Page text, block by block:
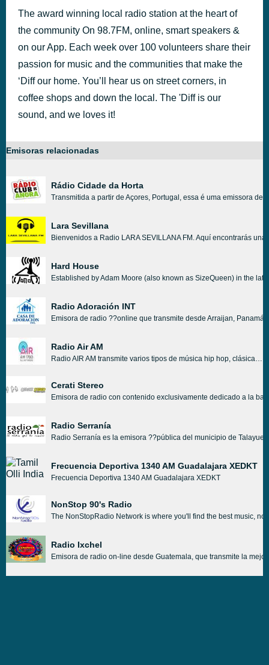
The award winning local radio station at the heart of
the community On 98.7FM, online, smart speakers &
on our App. Each week over 100 volunteers share their
passion for music and the communities that make the
‘Diff our home. You’ll hear us on street corners, in
coffee shops and down the local. The 'Diff is our
sound, and we loves it!
Emisoras relacionadas
Rádio Cidade da Horta
Transmitida a partir de Açores, Portugal, essa é uma emissora
Lara Sevillana
Bienvenidos a Radio LARA SEVILLANA FM. Aquí encontrarás
Hard House
Established by Adam Moore (also known as SizeQueen) in the
Radio Adoración INT
Emisora de radio ??online que transmite desde Arraijan,
Radio Air AM
Radio AIR AM transmite varios tipos de música hip hop, clásica, dance, electrónica, etc. Radio AIR AM transmitiendo en vivo desde México. Radio AIR AM transmite varios tipos de música hip hop, clásica, dance, electrónica, etc. todo en idioma inglés.
Cerati Stereo
Emisora de radio con contenido exclusivamente dedicado a la
Radio Serranía
Radio Serranía es la emisora ??pública del municipio de
Frecuencia Deportiva 1340 AM Guadalajara XEDKT
Frecuencia Deportiva 1340 AM Guadalajara XEDKT
NonStop 90's Radio
The NonStopRadio Network is where you'll find the best music,
Radio Ixchel
Emisora de radio on-line desde Guatemala, que transmite la